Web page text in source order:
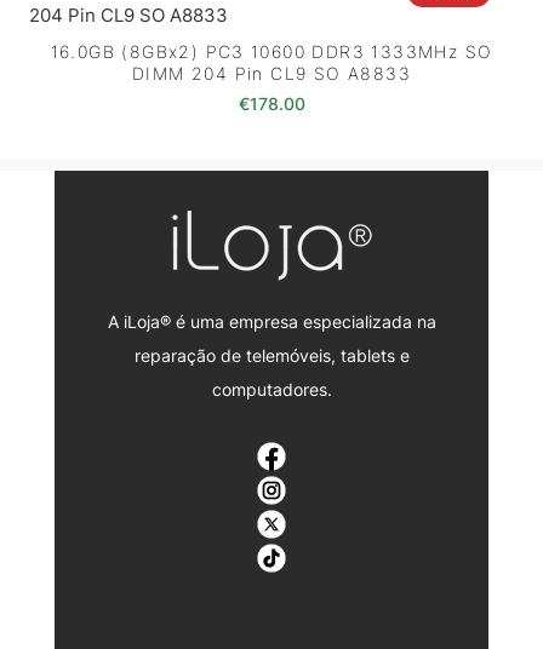
16.0GB (8GBx2) PC3 10600 DDR3 1333MHz SO
DIMM 204 Pin CL9 SO A8833
€178.00
A iLoja® é uma empresa especializada na
reparação de telemóveis, tablets e
computadores.